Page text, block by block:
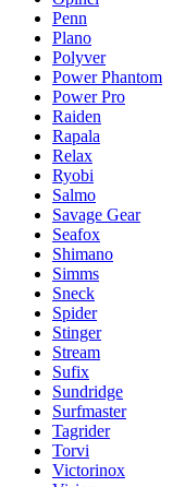
Penn
Plano
Polyver
Power Phantom
Power Pro
Raiden
Rapala
Relax
Ryobi
Salmo
Savage Gear
Seafox
Shimano
Simms
Sneck
Spider
Stinger
Stream
Sufix
Sundridge
Surfmaster
Tagrider
Torvi
Victorinox